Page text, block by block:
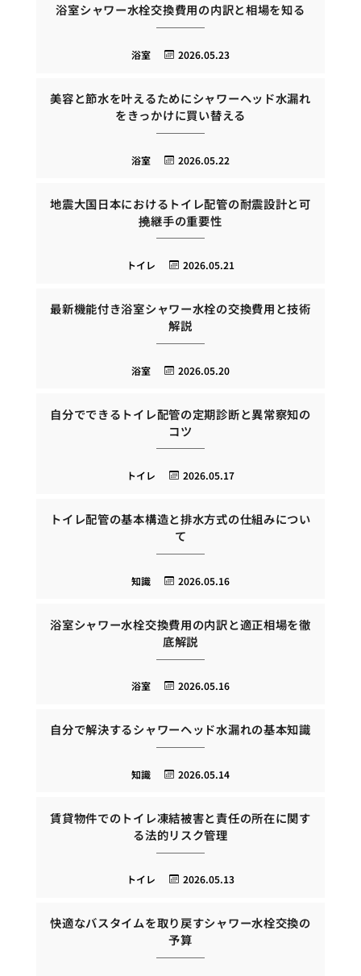
浴室シャワー水栓交換費用の内訳と相場を知る
2026.05.23
浴室
美容と節水を叶えるためにシャワーヘッド水漏れ
をきっかけに買い替える
2026.05.22
浴室
地震大国日本におけるトイレ配管の耐震設計と可
撓継手の重要性
2026.05.21
トイレ
最新機能付き浴室シャワー水栓の交換費用と技術
解説
2026.05.20
浴室
自分でできるトイレ配管の定期診断と異常察知の
コツ
2026.05.17
トイレ
トイレ配管の基本構造と排水方式の仕組みについ
て
2026.05.16
知識
浴室シャワー水栓交換費用の内訳と適正相場を徹
底解説
2026.05.16
浴室
自分で解決するシャワーヘッド水漏れの基本知識
2026.05.14
知識
賃貸物件でのトイレ凍結被害と責任の所在に関す
る法的リスク管理
2026.05.13
トイレ
快適なバスタイムを取り戻すシャワー水栓交換の
予算